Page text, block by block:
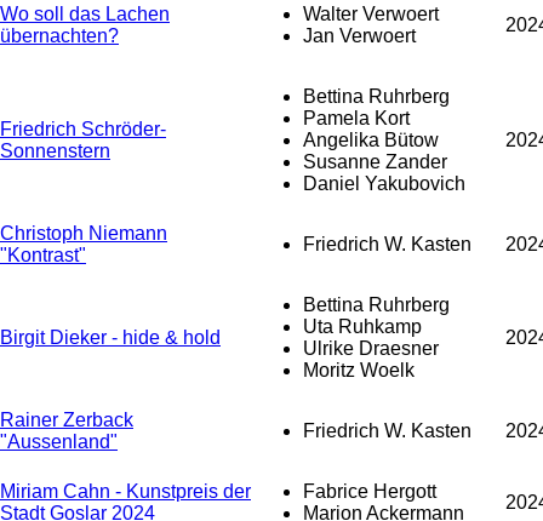
Wo soll das Lachen
übernachten?
Walter Verwoert
Jan Verwoert
Friedrich Schröder-
Sonnenstern
Bettina Ruhrberg
Pamela Kort
Angelika Bütow
Susanne Zander
Daniel Yakubovich
Christoph Niemann
"Kontrast"
Friedrich W. Kasten
Birgit Dieker - hide & hold
Bettina Ruhrberg
Uta Ruhkamp
Ulrike Draesner
Moritz Woelk
Rainer Zerback
"Aussenland"
Friedrich W. Kasten
Miriam Cahn - Kunstpreis der
Stadt Goslar 2024
Fabrice Hergott
Marion Ackermann